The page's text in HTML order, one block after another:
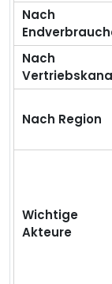
Nach
Nach
Nach Region
Wichtige
Akteure